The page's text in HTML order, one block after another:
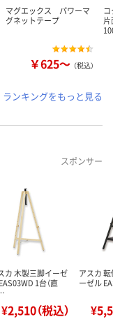
マグエックス パワーマ
グネットテープ
￥625～ （税込）
片
ランキングをもっと見る
スポンサー
カ 木製三脚イーゼ
1台（直
¥2,510（税込）
アスカ
ーゼル